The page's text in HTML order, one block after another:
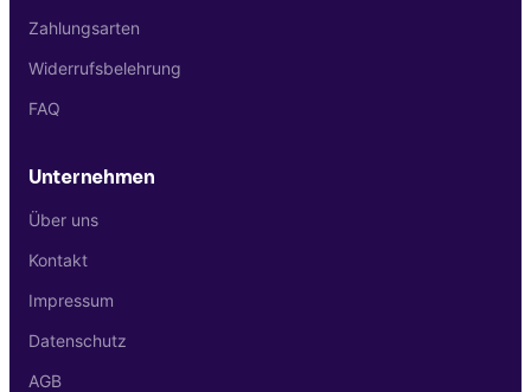
Zahlungsarten
Widerrufsbelehrung
FAQ
Unternehmen
Über uns
Kontakt
Impressum
Datenschutz
AGB